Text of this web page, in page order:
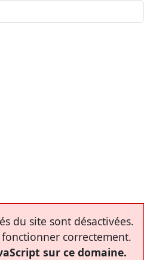
du site sont désactivées.
fonctionner correctement.
sur ce domaine.